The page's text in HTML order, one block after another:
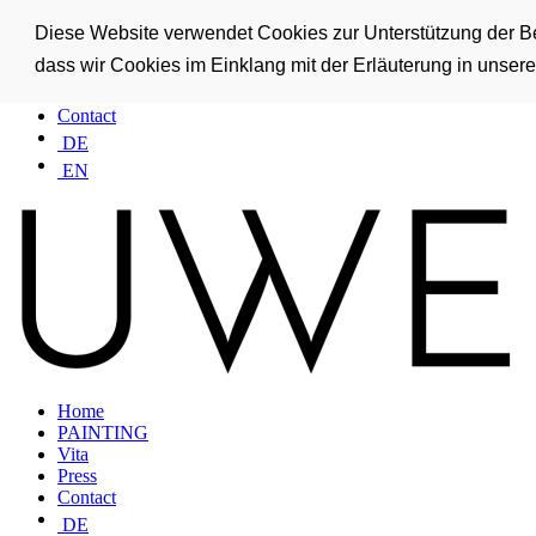
Diese Website verwendet Cookies zur Unterstützung der
dass wir Cookies im Einklang mit der Erläuterung in
Home
Vita
Contact
DE
EN
Home
PAINTING
Vita
Press
Contact
DE